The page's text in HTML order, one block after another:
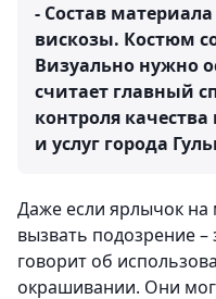
- Состав
вискозы. Костюм
Визуально нужно
считает главный
контроля
и услуг города
Даже если ярлычок на
вызвать подозрение –
говорит об
окрашивании. Они